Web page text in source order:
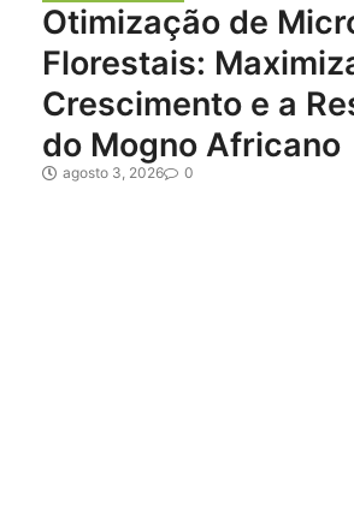
Otimização de
Florestais:
Crescimento e a
do Mogno Africano
agosto 3, 2026 0